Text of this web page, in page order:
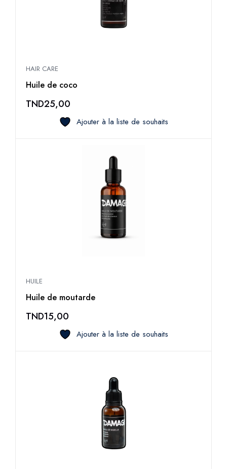
HAIR CARE
Huile de coco
TND25,00
Ajouter à la liste de souhaits
HUILE
Huile de moutarde
TND15,00
Ajouter à la liste de souhaits